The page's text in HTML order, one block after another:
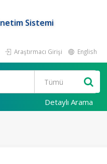
Sistemi
Araştırmacı Girişi English
Detaylı Arama